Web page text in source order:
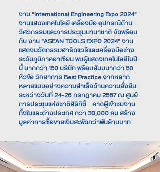
งาน “International Engineering Expo 2024”
งานแสดงเทคโนโลยี เครื่องมือ อุปกรณ์ด้าน
วิศวกรรมและการประชุมนานาชาติ จัดพร้อม
กับ งาน “ASEAN TOOLS EXPO 2024” งาน
แสดงนวัตกรรมฮาร์ดแวร์และเครื่องมือช่าง
ระดับภูมิภาคอาเซียน พบผู้แสดงเทคโนโลยีในปี
นี้ มากกว่า 150 บริษัท พร้อมสัมมนากว่า 50
หัวข้อ วิทยาการ Best Practice จากหลาก
หลายแบบอย่างความสำเร็จด้านความยั่งยืน
ระหว่างวันที่ 24–26 กรกฎาคม 2567 ณ ศูนย์
การประชุมแห่งชาติสิริกิติ์ คาดผู้เข้าชมงาน
ทั้งในและต่างประเทศ กว่า 30,000 คน สร้าง
มูลค่าการซื้อขายเงินสะพัดกว่าพันล้านบาท